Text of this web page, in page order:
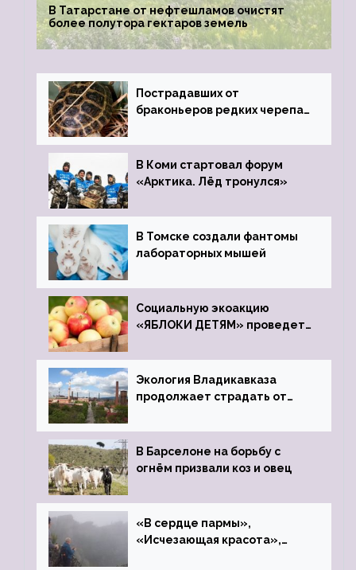
В Татарстане от нефтешламов очистят
более полутора гектаров земель
Пострадавших от
браконьеров редких черепах
зоопарк
В Коми стартовал форум
«Арктика. Лёд тронулся»
В Томске создали фантомы
лабораторных мышей
Социальную экоакцию
«ЯБЛОКИ ДЕТЯМ» проведет
Экология Владикавказа
продолжает страдать от
В Барселоне на борьбу с
огнём призвали коз и овец
«В сердце пармы»,
«Исчезающая красота»,